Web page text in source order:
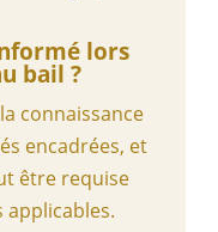
lors
bail ?
connaissance
encadrées, et
être requise
applicables.